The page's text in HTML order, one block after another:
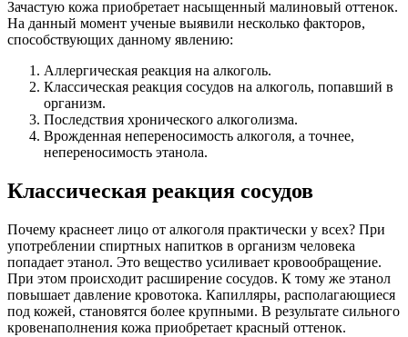
Зачастую кожа приобретает насыщенный малиновый оттенок.
На данный момент ученые выявили несколько факторов,
способствующих данному явлению:
Аллергическая реакция на алкоголь.
Классическая реакция сосудов на алкоголь, попавший в
организм.
Последствия хронического алкоголизма.
Врожденная непереносимость алкоголя, а точнее,
непереносимость этанола.
Классическая реакция сосудов
Почему краснеет лицо от алкоголя практически у всех? При
употреблении спиртных напитков в организм человека
попадает этанол. Это вещество усиливает кровообращение.
При этом происходит расширение сосудов. К тому же этанол
повышает давление кровотока. Капилляры, располагающиеся
под кожей, становятся более крупными. В результате сильного
кровенаполнения кожа приобретает красный оттенок.